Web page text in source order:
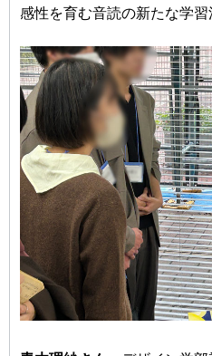
感性を育む音読の新たな学習